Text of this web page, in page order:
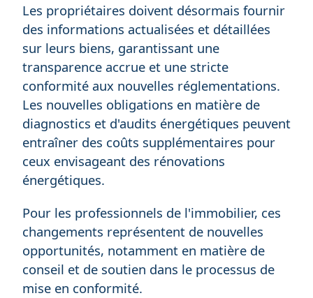
Les propriétaires doivent désormais fournir
des informations actualisées et détaillées
sur leurs biens, garantissant une
transparence accrue et une stricte
conformité aux nouvelles réglementations.
Les nouvelles obligations en matière de
diagnostics et d'audits énergétiques peuvent
entraîner des coûts supplémentaires pour
ceux envisageant des rénovations
énergétiques.
Pour les professionnels de l'immobilier, ces
changements représentent de nouvelles
opportunités, notamment en matière de
conseil et de soutien dans le processus de
mise en conformité.